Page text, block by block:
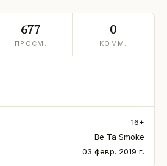
677
ПРОСМ.
0
КОММ.
16+
Be Ta Smoke
03 февр. 2019 г.